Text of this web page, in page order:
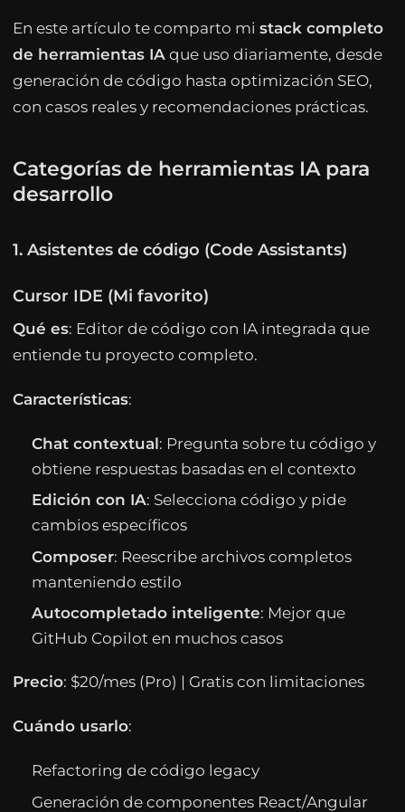
En este artículo te comparto mi stack completo
de herramientas IAque uso diariamente, desde
generación de código hasta optimización SEO,
con casos reales y recomendaciones prácticas.
Categorías de herramientas IA para
desarrollo
1. Asistentes de código (Code Assistants)
Cursor IDE (Mi favorito)
Qué es: Editor de código con IA integrada que
entiende tu proyecto completo.
Características:
Chat contextual: Pregunta sobre tu código y
obtiene respuestas basadas en el contexto
Edición con IA: Selecciona código y pide
cambios específicos
Composer: Reescribe archivos completos
manteniendo estilo
Autocompletado inteligente: Mejor que
GitHub Copilot en muchos casos
Precio: $20/mes (Pro) | Gratis con limitaciones
Cuándo usarlo:
Refactoring de código legacy
Generación de componentes React/Angular